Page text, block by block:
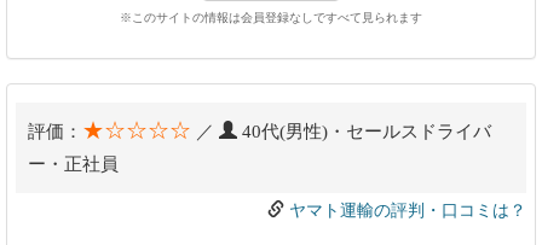
※このサイトの情報は会員登録なしですべて見られます
評価： ★☆☆☆☆ ／
40代(男性)・セールスドライバ
ー・正社員
ヤマト運輸の評判・口コミは？